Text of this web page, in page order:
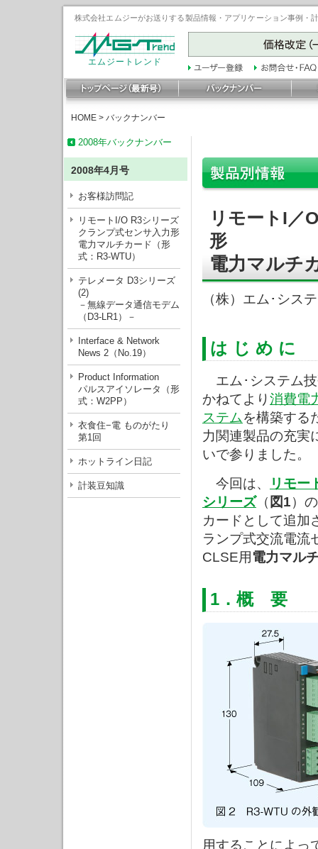
株式会社エムジーがお送りする製品情報・アプリケーション事例
エムジートレンド
HOME > バックナンバー
2008年バックナンバー
2008年4月号
お客様訪問記
リモートI/O R3シリーズ
クランプ式センサ入力形
電力マルチカード（形
式：R3-WTU）
テレメータ D3シリーズ
(2)
－無線データ通信モデム
（D3-LR1）－
Interface & Network
News 2（No.19）
Product Information
パルスアイソレータ（形
式：W2PP）
衣食住−電 ものがたり
第1回
ホットライン日記
計装豆知識
リモートI／
形
電力マルチ
（株）エム･シス
は じ め に
エム･システム
かねてより消費電
ステムを構築する
力関連製品の充実
いで参りました。
今回は、
リモー
シリーズ（ 図1）
カードとして追加
ランプ式交流電流
CLSE用 電力マル
1．概 要
用することによっ